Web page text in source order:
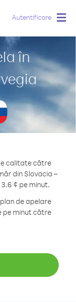
Autentificare
în
calitate către
din Slovacia –
¢ pe minut.
de apelare
pe minut către